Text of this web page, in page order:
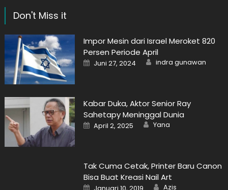
Don't Miss it
Impor Mesin dari Israel Meroket 820
Persen Periode April
Posted
on
Juni 27, 2024 Author
indra gunawan
Kabar Duka, Aktor Senior Ray
Sahetapy Meninggal Dunia
Posted
on
April 2, 2025 Author
Yana
Tak Cuma Cetak, Printer Baru Canon
Bisa Buat Kreasi Nail Art
Posted Author
Azis